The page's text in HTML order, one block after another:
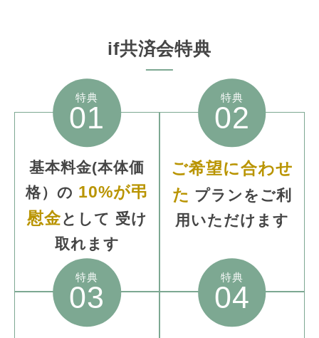
if共済会特典
特典
01
基本料金(本体価
格）の 10%が弔
慰金として 受け
取れます
特典
02
ご希望に合わせ
た プランをご利
用いただけます
特典
03
特典
04